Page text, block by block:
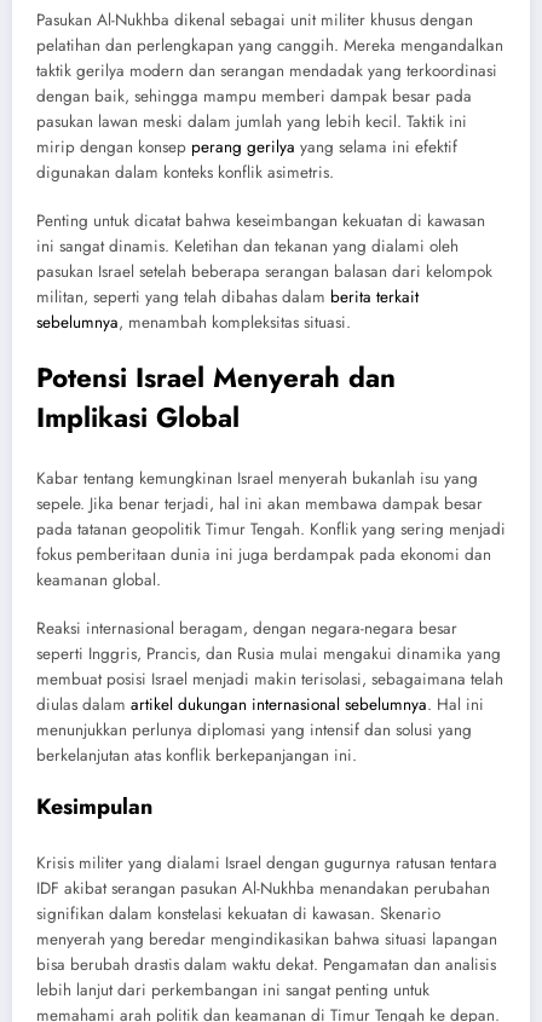
Pasukan Al-Nukhba dikenal sebagai unit militer khusus dengan
pelatihan dan perlengkapan yang canggih. Mereka mengandalkan
taktik gerilya modern dan serangan mendadak yang terkoordinasi
dengan baik, sehingga mampu memberi dampak besar pada
pasukan lawan meski dalam jumlah yang lebih kecil. Taktik ini
mirip dengan konsep perang gerilya yang selama ini efektif
digunakan dalam konteks konflik asimetris.
Penting untuk dicatat bahwa keseimbangan kekuatan di kawasan
ini sangat dinamis. Keletihan dan tekanan yang dialami oleh
pasukan Israel setelah beberapa serangan balasan dari kelompok
militan, seperti yang telah dibahas dalam berita terkait
sebelumnya, menambah kompleksitas situasi.
Potensi Israel Menyerah dan
Implikasi Global
Kabar tentang kemungkinan Israel menyerah bukanlah isu yang
sepele. Jika benar terjadi, hal ini akan membawa dampak besar
pada tatanan geopolitik Timur Tengah. Konflik yang sering menjadi
fokus pemberitaan dunia ini juga berdampak pada ekonomi dan
keamanan global.
Reaksi internasional beragam, dengan negara-negara besar
seperti Inggris, Prancis, dan Rusia mulai mengakui dinamika yang
membuat posisi Israel menjadi makin terisolasi, sebagaimana telah
diulas dalam artikel dukungan internasional sebelumnya. Hal ini
menunjukkan perlunya diplomasi yang intensif dan solusi yang
berkelanjutan atas konflik berkepanjangan ini.
Kesimpulan
Krisis militer yang dialami Israel dengan gugurnya ratusan tentara
IDF akibat serangan pasukan Al-Nukhba menandakan perubahan
signifikan dalam konstelasi kekuatan di kawasan. Skenario
menyerah yang beredar mengindikasikan bahwa situasi lapangan
bisa berubah drastis dalam waktu dekat. Pengamatan dan analisis
lebih lanjut dari perkembangan ini sangat penting untuk
memahami arah politik dan keamanan di Timur Tengah ke depan.